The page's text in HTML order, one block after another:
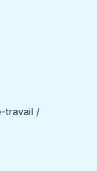
travail /